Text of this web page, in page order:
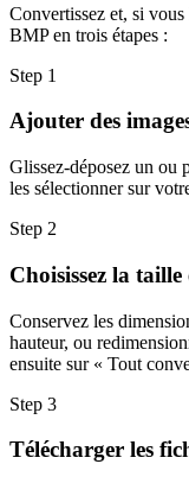
Convertissez et, si
BMP en trois étapes :
Step 1
Ajouter des
Glissez-déposez un ou
les sélectionner sur
Step 2
Choisissez la taille
Conservez les
hauteur, ou
ensuite sur « Tout
Step 3
Télécharger les